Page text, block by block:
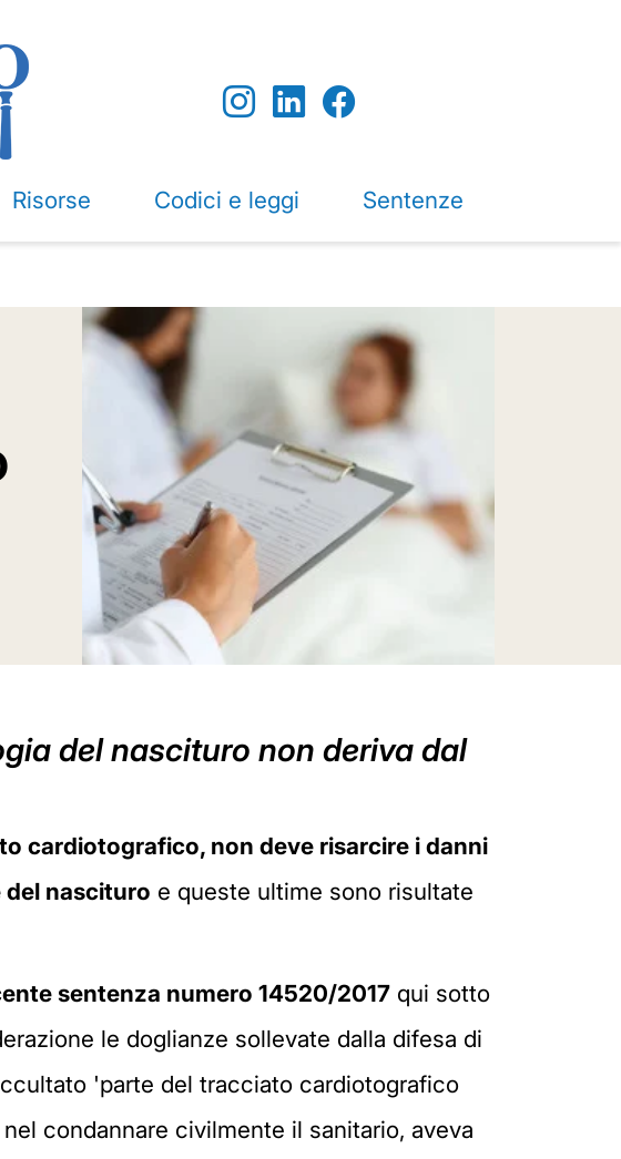
Risorse Codici e leggi Sentenze
del nascituro non deriva dal
cardiotografico, non deve risarcire i danni
nascituro e queste ultime sono risultate
sentenza numero 14520/2017 qui sotto
le doglianze sollevate dalla difesa di
'parte del tracciato cardiotografico
condannare civilmente il sanitario, aveva